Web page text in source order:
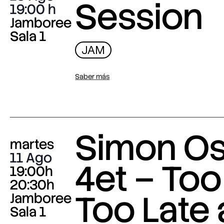
19:00
Jamboree
Sala 1 Session
JAM
Saber más
martes
11 Ago
19:00h
20:30h
Jamboree
Sala 1
Simon
4et –
Too Late